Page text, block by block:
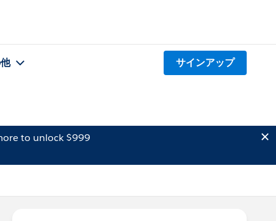
サインアップ
to unlock $999